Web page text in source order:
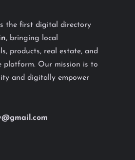
the first digital directory
, bringing local
products, real estate, and
platform. Our mission is to
and digitally empower